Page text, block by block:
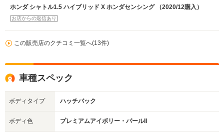
ホンダ シャトル1.5 ハイブリッド X ホンダセンシング （2020/12購入）
お店からの返信あり
この販売店のクチコミ一覧へ(13件)
車種スペック
ボディタイプ ハッチバック
ボディ色 プレミアムアイボリー・パールII